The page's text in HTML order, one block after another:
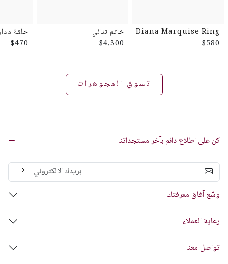
Diana Marquise Ring
$580
خاتم ثنائي
$4,300
حلقة
$470
تسوق المجوهرات
كن على اطلاع دائم بآخر مستجداتنا
وسّع آفاق معرفتك
رعاية العملاء
تواصل معنا